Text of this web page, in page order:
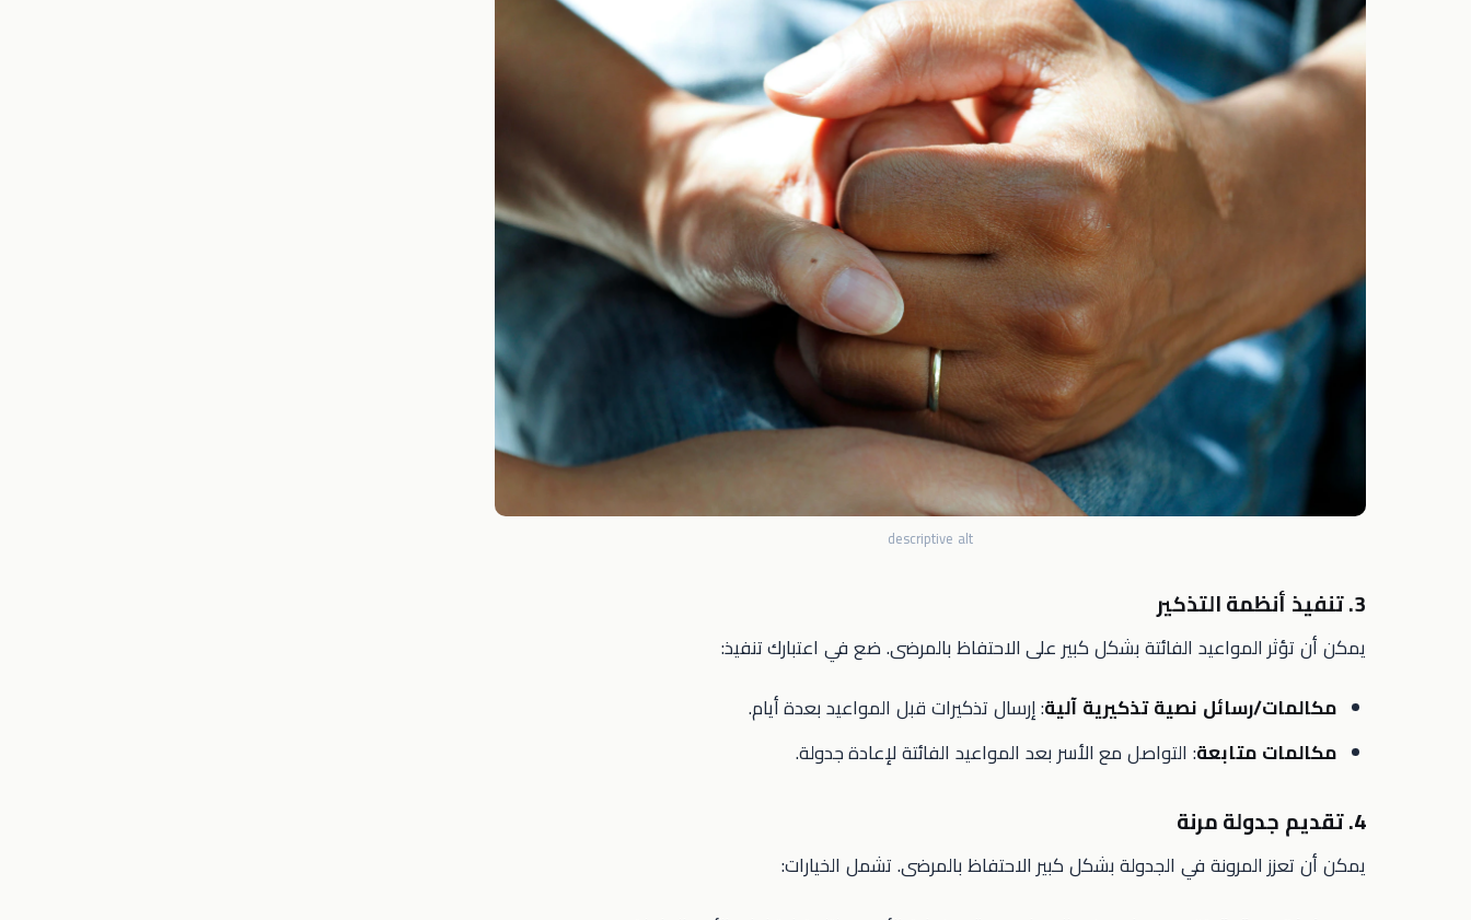
descriptive alt
3. تنفيذ أنظمة التذكير
يمكن أن تؤثر المواعيد الفائتة بشكل كبير على الاحتفاظ بالمرضى. ضع في اعتبارك تنفيذ:
مكالمات/رسائل نصية تذكيرية آلية: إرسال تذكيرات قبل المواعيد بعدة أيام.
مكالمات متابعة: التواصل مع الأسر بعد المواعيد الفائتة لإعادة جدولة.
4. تقديم جدولة مرنة
يمكن أن تعزز المرونة في الجدولة بشكل كبير الاحتفاظ بالمرضى. تشمل الخيارات: